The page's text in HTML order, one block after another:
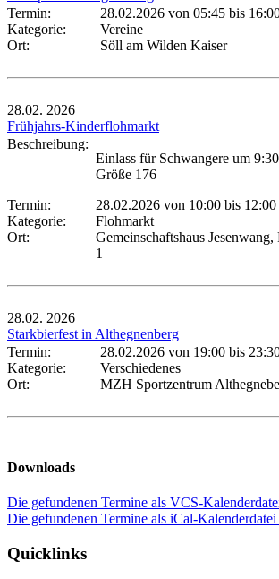
Termin:
28.02.2026 von 05:45 bis
Kategorie:
Vereine
Ort:
Söll am Wilden Kaiser
28.02. 2026
Frühjahrs-Kinderflohmarkt
Beschreibung:
Einlass für Schwangere um
Größe 176
Termin:
28.02.2026 von 10:00 bis
Kategorie:
Flohmarkt
Ort:
Gemeinschaftshaus
1
28.02. 2026
Starkbierfest in Althegnenberg
Termin:
28.02.2026 von 19:00 bis
Kategorie:
Verschiedenes
Ort:
MZH Sportzentrum
Downloads
Die gefundenen Termine als VCS-
Die gefundenen Termine als iCal-
Quicklinks